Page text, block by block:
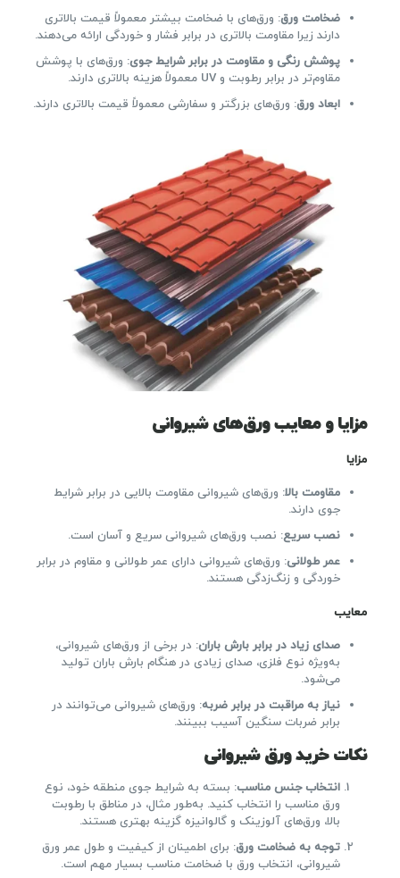
ضخامت ورق: ورق‌های با ضخامت بیشتر معمولاً قیمت بالاتری
دارند زیرا مقاومت بالاتری در برابر فشار و خوردگی ارائه می‌دهند.
پوشش رنگی و مقاومت در برابر شرایط جوی: ورق‌های با پوشش
مقاوم‌تر در برابر رطوبت و UV معمولاً هزینه بالاتری دارند.
ابعاد ورق: ورق‌های بزرگتر و سفارشی معمولاً قیمت بالاتری دارند.
مزایا و معایب ورق‌های شیروانی
مزایا
مقاومت بالا: ورق‌های شیروانی مقاومت بالایی در برابر شرایط
جوی دارند.
نصب سریع: نصب ورق‌های شیروانی سریع و آسان است.
عمر طولانی: ورق‌های شیروانی دارای عمر طولانی و مقاوم در برابر
خوردگی و زنگ‌زدگی هستند.
معایب
صدای زیاد در برابر بارش باران: در برخی از ورق‌های شیروانی،
به‌ویژه نوع فلزی، صدای زیادی در هنگام بارش باران تولید
می‌شود.
نیاز به مراقبت در برابر ضربه: ورق‌های شیروانی می‌توانند در
برابر ضربات سنگین آسیب ببینند.
نکات خرید ورق شیروانی
انتخاب جنس مناسب: بسته به شرایط جوی منطقه خود، نوع
ورق مناسب را انتخاب کنید. به‌طور مثال، در مناطق با رطوبت
بالا، ورق‌های آلوزینک و گالوانیزه گزینه بهتری هستند.
توجه به ضخامت ورق: برای اطمینان از کیفیت و طول عمر ورق
شیروانی، انتخاب ورق با ضخامت مناسب بسیار مهم است.